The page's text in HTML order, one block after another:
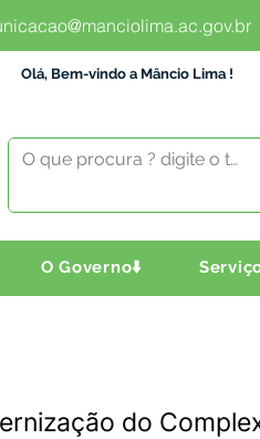
Olá, Bem-vindo a Mâncio Lima !
O Governo⬇️
do